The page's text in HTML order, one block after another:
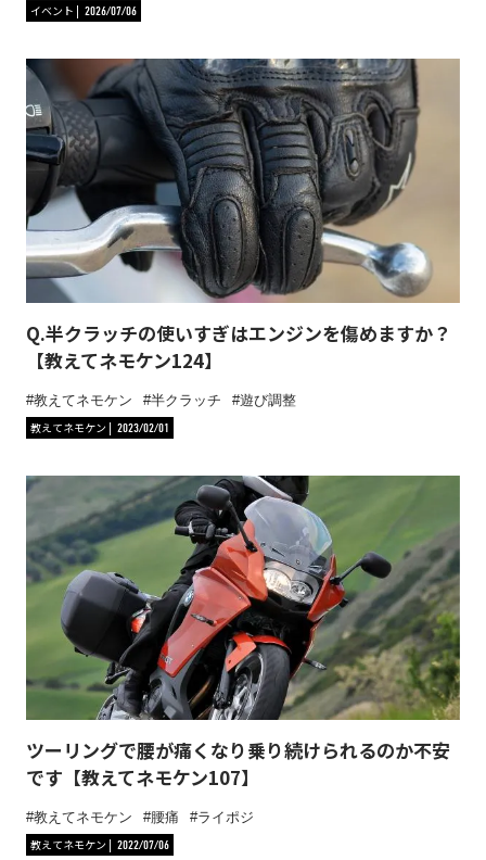
イベント 2026/07/06
Q.半クラッチの使いすぎはエンジンを傷めますか？
【教えてネモケン124】
教えてネモケン 半クラッチ
遊び調整
教えてネモケン
2023/02/01
ツーリングで腰が痛くなり乗り続けられるのか不安
です【教えてネモケン107】
教えてネモケン 腰痛
ライポジ
教えてネモケン
2022/07/06